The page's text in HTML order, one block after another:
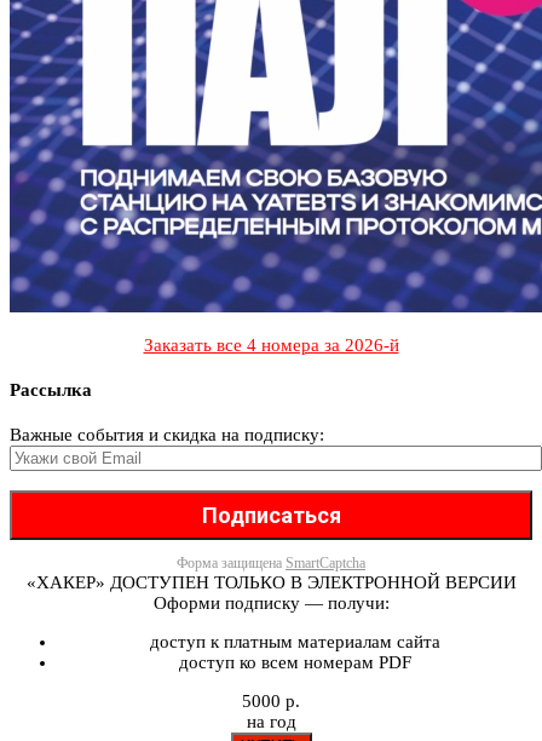
Заказать все 4 номера за 2026-й
Рассылка
Важные события и скидка на подписку:
Форма защищена SmartCaptcha
«ХАКЕР» ДОСТУПЕН ТОЛЬКО В ЭЛЕКТРОННОЙ ВЕРСИИ
Оформи подписку — получи:
доступ к платным материалам сайта
доступ ко всем номерам PDF
5000 р.
на год